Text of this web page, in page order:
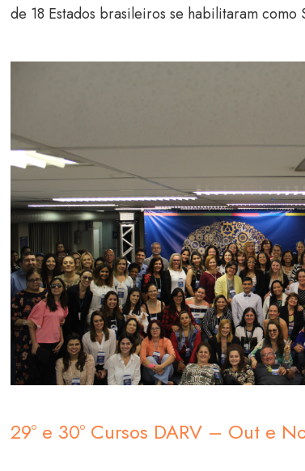
de 18 Estados brasileiros se habilitaram
29º e 30º Cursos DARV – Out e